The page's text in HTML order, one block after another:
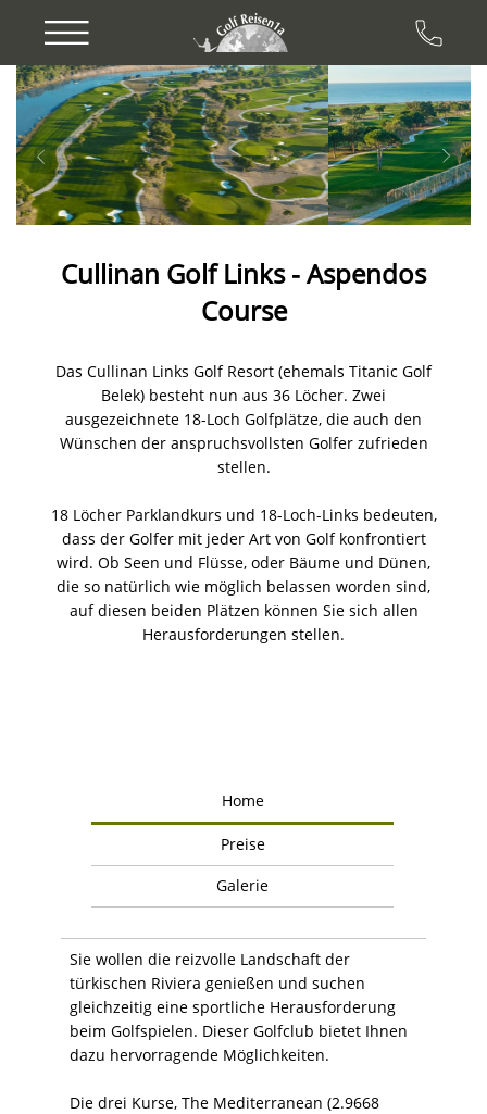
Previous Next
Cullinan Golf Links - Aspendos
Course
Das Cullinan Links Golf Resort (ehemals Titanic Golf
Belek) besteht nun aus 36 Löcher. Zwei
ausgezeichnete 18-Loch Golfplätze, die auch den
Wünschen der anspruchsvollsten Golfer zufrieden
stellen.
18 Löcher Parklandkurs und 18-Loch-Links bedeuten,
dass der Golfer mit jeder Art von Golf konfrontiert
wird. Ob Seen und Flüsse, oder Bäume und Dünen,
die so natürlich wie möglich belassen worden sind,
auf diesen beiden Plätzen können Sie sich allen
Herausforderungen stellen.
Home
Preise
Galerie
Sie wollen die reizvolle Landschaft der
türkischen Riviera genießen und suchen
gleichzeitig eine sportliche Herausforderung
beim Golfspielen. Dieser Golfclub bietet Ihnen
dazu hervorragende Möglichkeiten.
Die drei Kurse, The Mediterranean (2.9668